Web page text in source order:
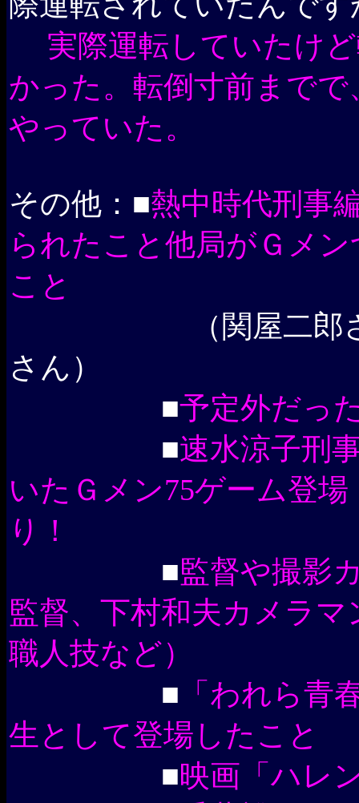
実際運転していたけ
かった。転倒寸前まで
やっていた。
その他：■熱中時代刑事
られたこと他局がＧメ
こと
（関屋二郎さんの
さん）
■予定外だっ
■速水涼子刑
いたＧメン75ゲーム登
り！
■監督や撮影
監督、下村和夫カメラ
職人技など）
■ 「われら青
生として登場したこと
■映画「ハレ